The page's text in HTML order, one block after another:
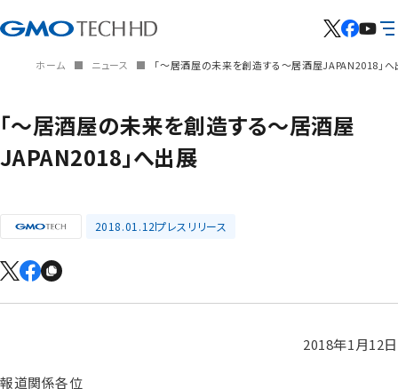
ホーム ニュース 「～居酒屋の未来を創造する～居酒屋JAPAN2018」
「～居酒屋の未来を創造する～居酒屋
JAPAN2018」へ出展
2018.01.12プレスリリース
2018年1月12日
報道関係各位